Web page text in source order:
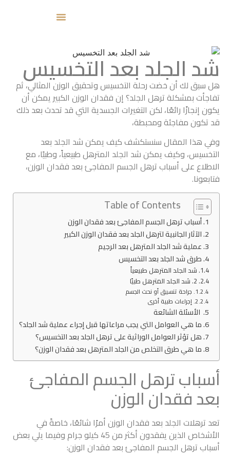
شد الجلد بعد التخسيس
هل سبق لك أن خضت رحلة التخسيس وتحقيق الوزن المثالي، ثم
تفاجأت بمشكلة ترهل الجلد؟ إن فقدان الوزن الكبير يمكن أن
يكون إنجازًا رائعًا، لكن التغيرات الجسدية التي قد تحدث بعد ذلك
قد تكون مفاجئة ومحبطة،
وفي هذا المقال سنستكشف كيف يمكن شد الجلد بعد
التخسيس، وكيف يمكن شد الجلد المترهل طبيعياً، وطبيًا، مع
الاطلاع على أسباب ترهل الجسم المفاجئ بعد فقدان الوزن،
فتابعونا.
Table of Contents
أسباب ترهل الجسم المفاجئ بعد فقدان الوزن
الآثار الجانبية لترهل الجلد بعد فقدان الوزن الكبير
عملية شد الجلد المترهل بعد الرجيم
طرق شد الجلد بعد التخسيس
شد الجلد المترهل طبيعياً
2. شد الجلد المترهل طبيًا
جراحة تنسيق أو نحت الجسم
إجراءات طبية أخرى
الأسئلة الشائعة
ما هي العوامل التي يجب مراعاتها قبل إجراء عملية شد الجلد؟
هل تؤثر العوامل الوراثية على ترهل الجلد بعد التخسيس؟
ما هي طرق التخلص من الجلد المترهل بعد فقدان الوزن؟
أسباب ترهل الجسم المفاجئ
بعد فقدان الوزن
تعد ترهلات الجلد بعد فقدان الوزن أمرًا شائعًا، خاصةً في
الأشخاص الذين يفقدون أكثر من 45 كيلو جرام وفيما يلي بعض
أسباب ترهل الجسم المفاجئ بعد فقدان الوزن: